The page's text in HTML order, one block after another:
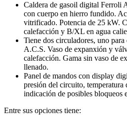
Caldera de gasoil digital
con cuerpo en hierro fundido.
vitrificado. Potencia de 25 kW.
calefacción y B/XL en agua
Tiene dos circuladores, uno
A.C.S. Vaso de expanxión y
calefacción. Gama sin vaso de
llenado.
Panel de mandos con display
presión del circuito, temperatura
indicación de posibles bloqueos
Entre sus opciones tiene: